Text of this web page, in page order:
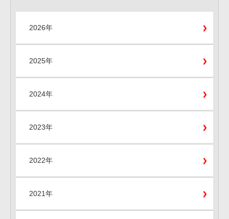
2026年
2025年
2024年
2023年
2022年
2021年